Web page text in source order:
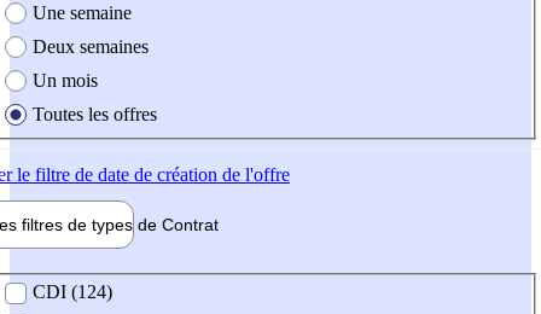
Une semaine
Deux semaines
Un mois
Toutes les offres
le filtre de date de création de l'offre
filtres de types de Contrat
contrat
CDI (124)